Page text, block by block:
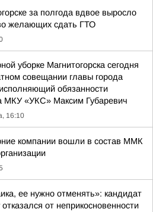
за полгода вдвое выросло
желающих сдать ГТО
уборке Магнитогорска сегодня
совещании главы города
обязанности
МКУ «УКС» Максим Губаревич
16:10
компании вошли в состав ММК
ее нужно отменять»: кандидат
от неприкосновенности